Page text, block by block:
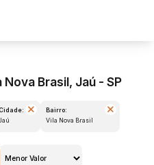
Brasil, Jaú - SP
Jaú
Bairro:
Vila Nova Brasil